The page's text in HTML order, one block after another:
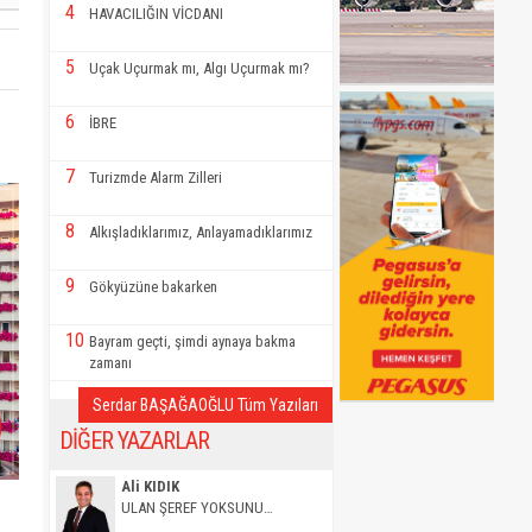
4 HAVACILIĞIN VİCDANI
5 Uçak Uçurmak mı, Algı Uçurmak mı?
6 İBRE
7 Turizmde Alarm Zilleri
8 Alkışladıklarımız, Anlayamadıklarımız
9 Gökyüzüne bakarken
10 Bayram geçti, şimdi aynaya bakma
zamanı
Serdar BAŞAĞAOĞLU Tüm Yazıları
DİĞER YAZARLAR
Ali KIDIK
ULAN ŞEREF YOKSUNU…